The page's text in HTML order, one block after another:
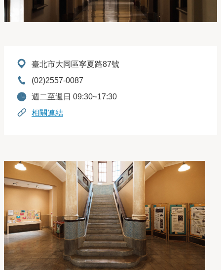
地址：臺北市大同區寧夏路87號
電話：(02)2557-0087
開放時間：
週二至週日 09:30~17:30
相關連結